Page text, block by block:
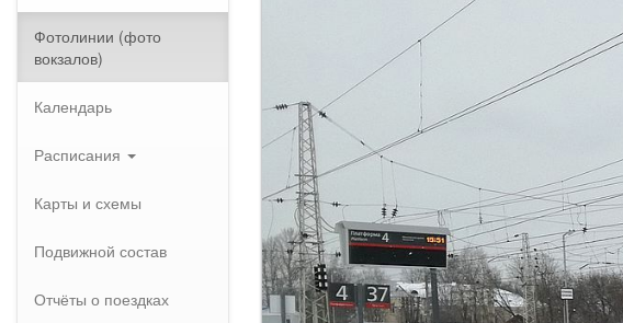
Фотолинии (фото
вокзалов)
Календарь
Расписания
Карты и схемы
Подвижной состав
Отчёты о поездках